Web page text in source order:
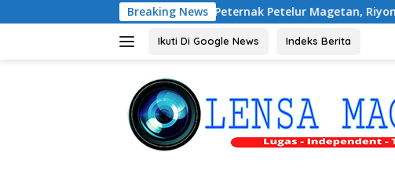
ke
Breaking News
Audiensi dengan Peternak Petelur Magetan, Riyono Bahas
Ikuti Di Google News Indeks Berita